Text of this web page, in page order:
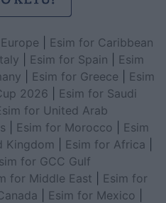
Esim for Caribbean
Esim for Spain
Esim
Esim for Greece
Esim
2026
Esim for Saudi
for United Arab
Esim for Morocco
Esim
Kingdom Esim for Africa
for GCC Gulf
for Middle East
Esim for
Esim for Mexico